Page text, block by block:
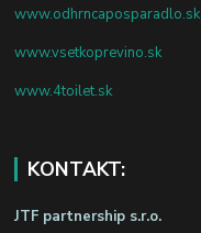
www.odhrncaposparadlo.sk
www.vsetkoprevino.sk
www.4toilet.sk
KONTAKT:
JTF partnership s.r.o.